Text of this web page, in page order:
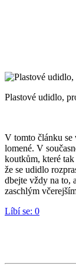
Plastové udidlo,
V tomto článku se
lomené. V
koutkům, které
že se udidlo
dbejte vždy na to,
zaschlým
Líbí se: 0